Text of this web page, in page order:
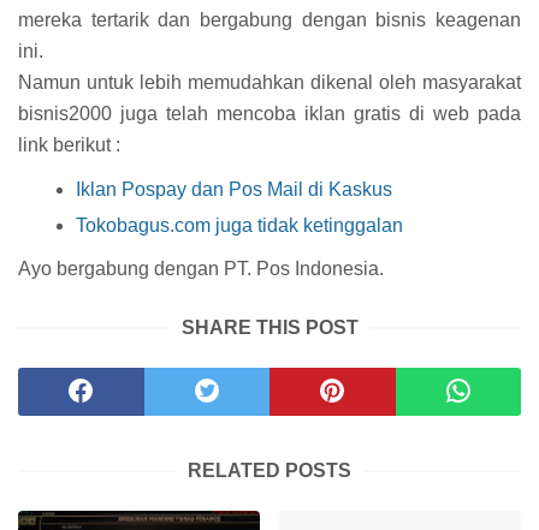
mereka tertarik dan bergabung dengan bisnis keagenan
ini.
Namun untuk lebih memudahkan dikenal oleh masyarakat
bisnis2000 juga telah mencoba iklan gratis di web pada
link berikut :
Iklan Pospay dan Pos Mail di Kaskus
Tokobagus.com juga tidak ketinggalan
Ayo bergabung dengan PT. Pos Indonesia.
SHARE THIS POST
RELATED POSTS